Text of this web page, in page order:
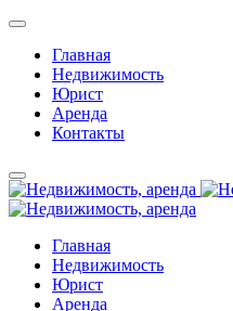
Главная
Недвижимость
Юрист
Аренда
Контакты
Главная
Недвижимость
Юрист
Аренда